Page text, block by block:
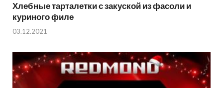
Хлебные тарталетки с закуской из фасоли и
куриного филе
03.12.2021